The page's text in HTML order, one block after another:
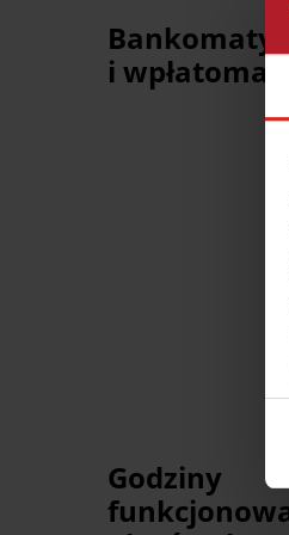
Bankomaty
i wpłatomaty
Godziny